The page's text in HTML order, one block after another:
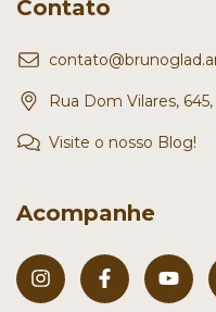
Contato
Rua Dom Vilares,
Visite o nosso Blog!
Acompanhe